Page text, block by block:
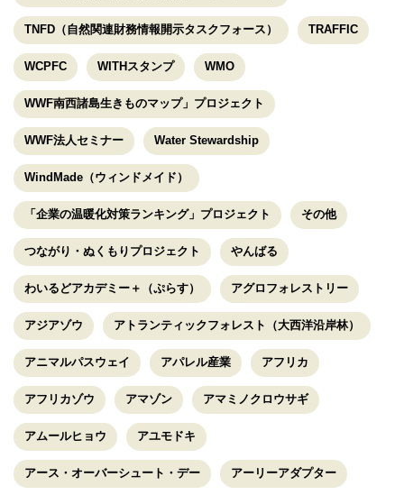
TNFD（自然関連財務情報開示タスクフォース） TRAFFIC
WCPFC WITHスタンプ WMO
WWF南西諸島生きものマップ」プロジェクト
WWF法人セミナー Water Stewardship
WindMade（ウィンドメイド）
「企業の温暖化対策ランキング」プロジェクト その他
つながり・ぬくもりプロジェクト やんばる
わいるどアカデミー＋（ぷらす） アグロフォレストリー
アジアゾウ アトランティックフォレスト（大西洋沿岸林）
アニマルパスウェイ アパレル産業 アフリカ
アフリカゾウ アマゾン アマミノクロウサギ
アムールヒョウ アユモドキ
アース・オーバーシュート・デー アーリーアダプター